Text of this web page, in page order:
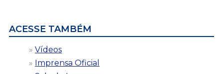
ACESSE TAMBÉM
Vídeos
Imprensa Oficial